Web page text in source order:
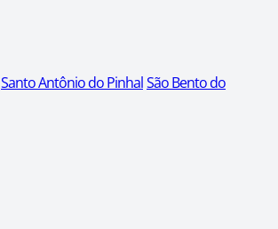
Santo Antônio do PinhalSão Bento do